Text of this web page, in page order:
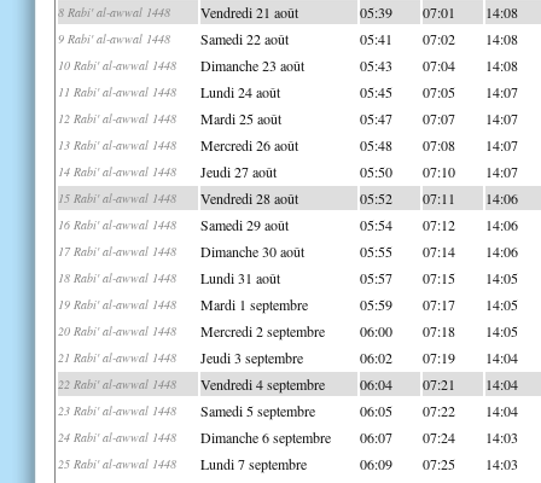
8 Rabi' al-awwal 1448 Vendredi 21 août 05:39 07:01 14:08
9 Rabi' al-awwal 1448 Samedi 22 août 05:41 07:02 14:08
10 Rabi' al-awwal 1448 Dimanche 23 août 05:43 07:04 14:08
11 Rabi' al-awwal 1448 Lundi 24 août 05:45 07:05 14:07
12 Rabi' al-awwal 1448 Mardi 25 août 05:47 07:07 14:07
13 Rabi' al-awwal 1448 Mercredi 26 août 05:48 07:08 14:07
14 Rabi' al-awwal 1448 Jeudi 27 août 05:50 07:10 14:07
15 Rabi' al-awwal 1448 Vendredi 28 août 05:52 07:11 14:06
16 Rabi' al-awwal 1448 Samedi 29 août 05:54 07:12 14:06
17 Rabi' al-awwal 1448 Dimanche 30 août 05:55 07:14 14:06
18 Rabi' al-awwal 1448 Lundi 31 août 05:57 07:15 14:05
19 Rabi' al-awwal 1448 Mardi 1 septembre 05:59 07:17 14:05
20 Rabi' al-awwal 1448 Mercredi 2 septembre 06:00 07:18 14:05
21 Rabi' al-awwal 1448 Jeudi 3 septembre 06:02 07:19 14:04
22 Rabi' al-awwal 1448 Vendredi 4 septembre 06:04 07:21 14:04
23 Rabi' al-awwal 1448 Samedi 5 septembre 06:05 07:22 14:04
24 Rabi' al-awwal 1448 Dimanche 6 septembre 06:07 07:24 14:03
25 Rabi' al-awwal 1448 Lundi 7 septembre 06:09 07:25 14:03